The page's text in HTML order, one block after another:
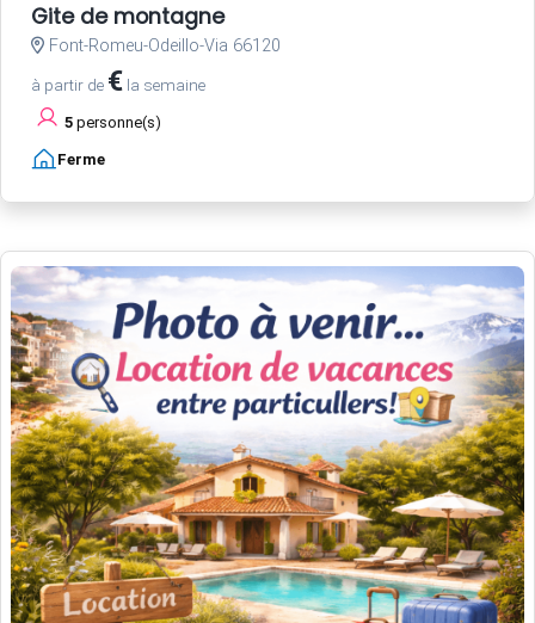
Gite de montagne
Font-Romeu-Odeillo-Via 66120
à partir de € la semaine
5 personne(s)
Ferme